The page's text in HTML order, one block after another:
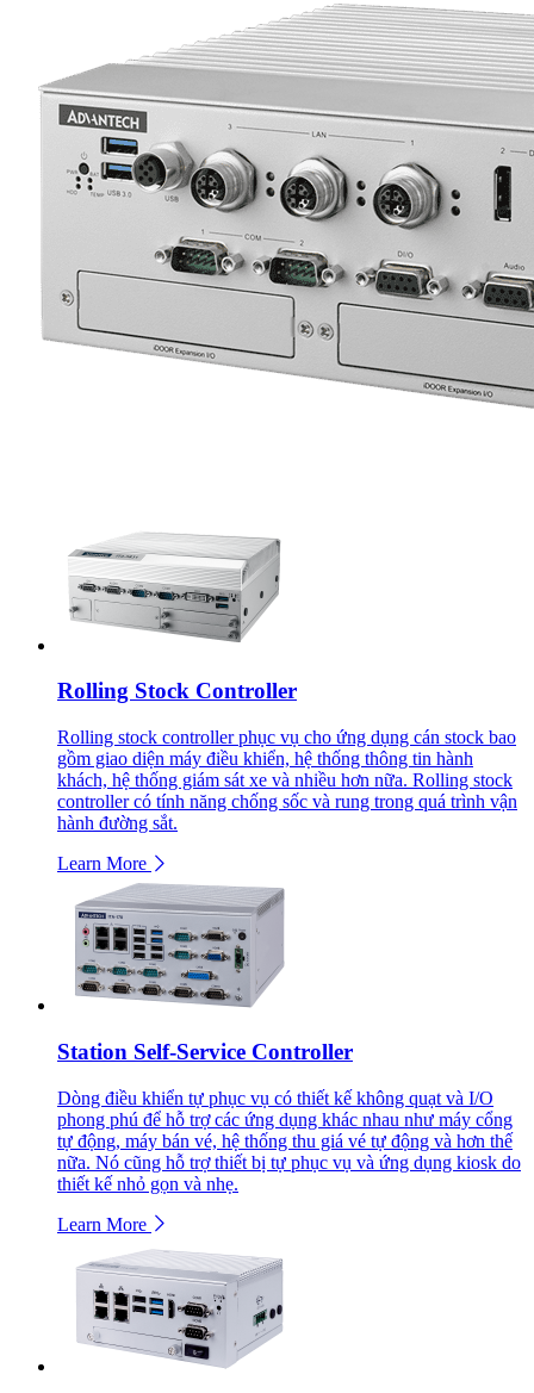
Rolling Stock Controller
Rolling stock controller phục vụ cho ứng dụng cán stock bao
gồm giao diện máy điều khiển, hệ thống thông tin hành
khách, hệ thống giám sát xe và nhiều hơn nữa. Rolling stock
controller có tính năng chống sốc và rung trong quá trình vận
hành đường sắt.
Learn More
Station Self-Service Controller
Dòng điều khiển tự phục vụ có thiết kế không quạt và I/O
phong phú để hỗ trợ các ứng dụng khác nhau như máy cổng
tự động, máy bán vé, hệ thống thu giá vé tự động và hơn thế
nữa. Nó cũng hỗ trợ thiết bị tự phục vụ và ứng dụng kiosk do
thiết kế nhỏ gọn và nhẹ.
Learn More